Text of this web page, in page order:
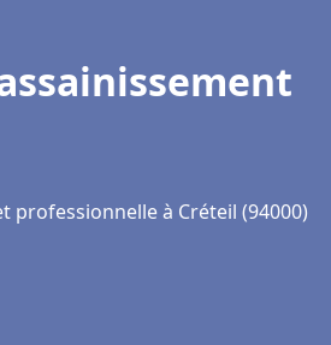
professionnelle à Créteil (94000)